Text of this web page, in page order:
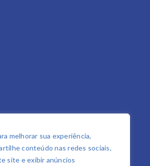
melhorar sua experiência,
conteúdo nas redes sociais,
site e exibir anúncios